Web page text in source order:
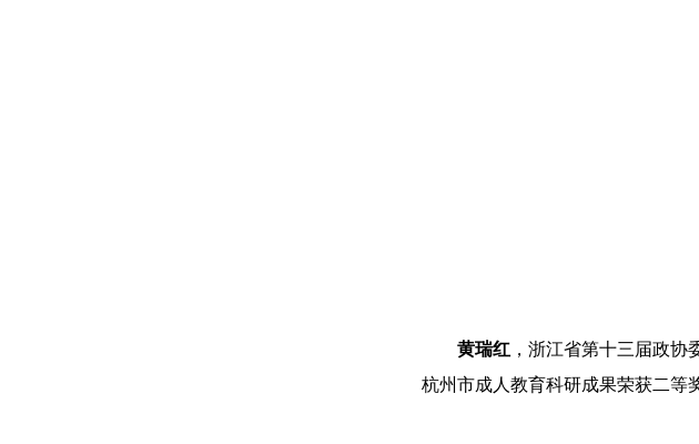
黄瑞红 ，浙江省第十三届政
杭州市成人教育科研成果荣获二等